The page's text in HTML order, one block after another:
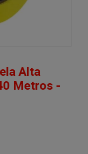
Alta
Metros -